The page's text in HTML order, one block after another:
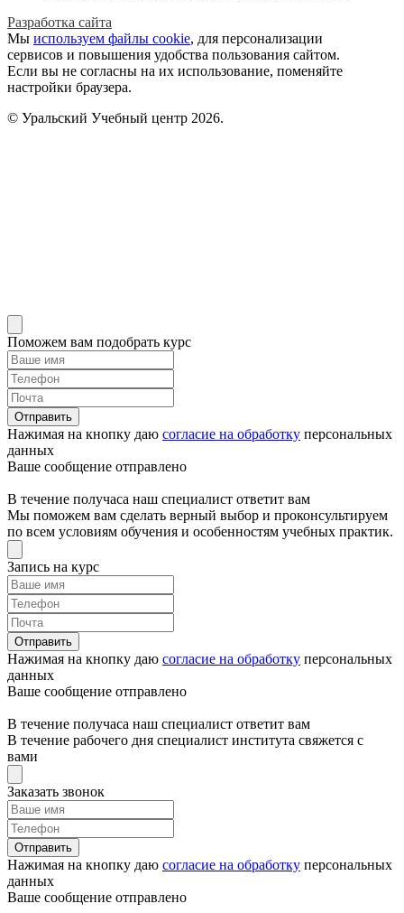
Разработка сайта
Мы используем файлы cookie, для персонализации
сервисов и повышения удобства пользования сайтом.
Если вы не согласны на их использование, поменяйте
настройки браузера.
© Уральский Учебный центр 2026.
Поможем вам подобрать курс
Отправить
Нажимая на кнопку даю согласие на обработку персональных
данных
Ваше сообщение отправлено
В течение получаса наш специалист ответит вам
Мы поможем вам сделать верный выбор и проконсультируем
по всем условиям обучения и особенностям учебных практик.
Запись на курс
Отправить
Нажимая на кнопку даю согласие на обработку персональных
данных
Ваше сообщение отправлено
В течение получаса наш специалист ответит вам
В течение рабочего дня специалист института свяжется с
вами
Заказать звонок
Отправить
Нажимая на кнопку даю согласие на обработку персональных
данных
Ваше сообщение отправлено